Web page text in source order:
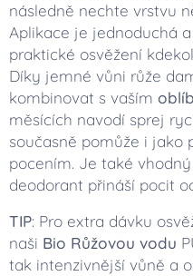
následně nechte vrstvu
Aplikace je jednoduchá
praktické osvěžení
Díky jemné vůni růže
kombinovat s vaším
měsících navodí sprej
současně pomůže i jako
pocením. Je také
deodorant přináší pocit
TIP: Pro extra dávku
naši Bio Růžovou vodu
tak intenzivnější vůně a